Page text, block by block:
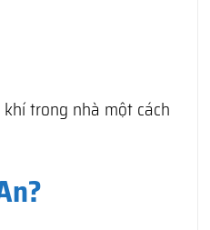
trong nhà một cách